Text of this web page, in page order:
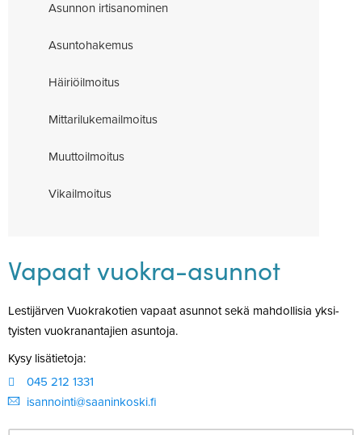
Asunnon irti­sa­no­minen
Asun­to­ha­kemus
Häi­riöil­moitus
Mit­ta­ri­lu­ke­mail­moitus
Muut­toil­moitus
Vikail­moitus
Vapaat vuokra-asunnot
Les­ti­järven Vuo­kra­kotien vapaat asunnot sekä mah­dol­lisia yksi­
tyisten vuo­kra­nan­tajien asuntoja.
Kysy lisä­tietoja:
045 212 1331
isannointi@​saaninkoski.​fi